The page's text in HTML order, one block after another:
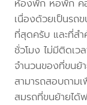
ห้องพัก หอพัก คอ
เนื่องด้วยเป็นรถ
ที่สุดครับ และที่ส
ชั่วโมง ไม่มีติดเว
จำนวนของที่ขนย้
สามารถสอบถาม
สมรถที่ขนย้ายได้